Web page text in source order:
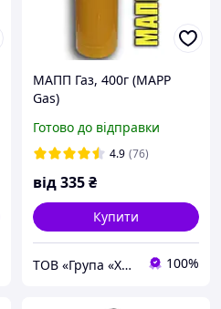
МАПП Газ, 400г (MAPP
Gas)
Готово до відправки
4.9 (76)
від335₴
Купити
ТОВ «Група «Хладрезерв» 100%